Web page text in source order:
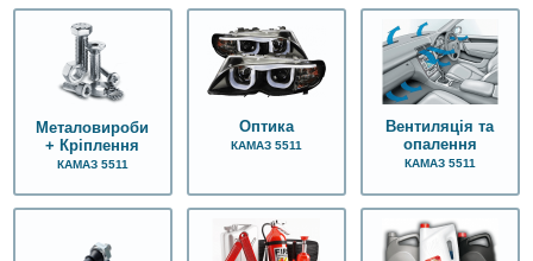
Металовироби
+ Кріплення
КАМАЗ 5511
Оптика
КАМАЗ 5511
Вентиляція та
опалення
КАМАЗ 5511